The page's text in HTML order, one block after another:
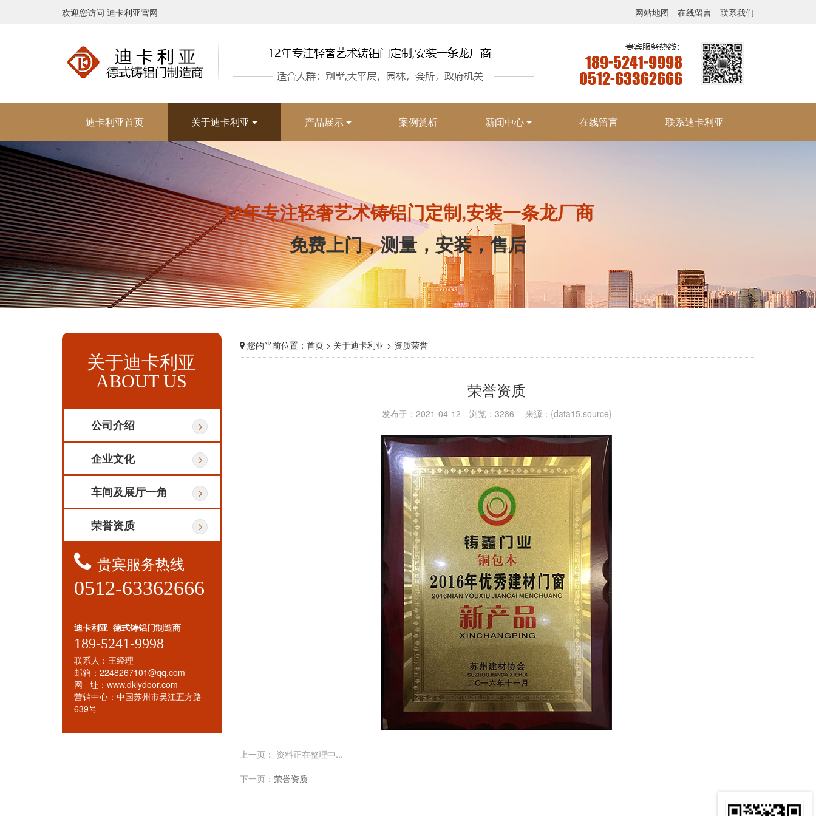
欢迎您访问 迪卡利亚官网 网站地图 在线留言 联系我们
迪卡利亚首页 关于迪卡利亚 产品展示 案例赏析 新闻中心 在线留言 联系迪卡利亚
12年专注轻奢艺术铸铝门定制,安装一条龙厂商
免费上门，测量，安装，售后
关于迪卡利亚
ABOUT US
公司介绍
企业文化
车间及展厅一角
荣誉资质
贵宾服务热线
0512-63362666
迪卡利亚 德式铸铝门制造商
189-5241-9998
联系人：王经理
邮箱：2248267101@qq.com
网 址：www.dklydoor.com
营销中心：中国苏州市吴江五方路
639号
您的当前位置： 首页> 关于迪卡利亚 > 资质荣誉
荣誉资质
发布于：2021-04-12 浏览：3286 来源：{data15.source}
上一页： 资料正在整理中...
下一页： 荣誉资质